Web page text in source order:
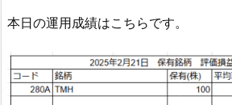
本日の運用成績はこちらです。